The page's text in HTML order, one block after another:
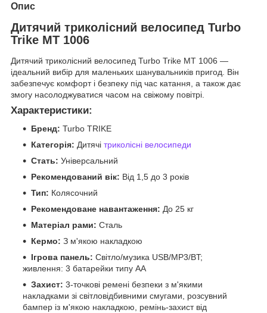
Опис
Дитячий триколісний велосипед Turbo
Trike MT 1006
Дитячий триколісний велосипед Turbo Trike MT 1006 —
ідеальний вибір для маленьких шанувальників пригод. Він
забезпечує комфорт і безпеку під час катання, а також дає
змогу насолоджуватися часом на свіжому повітрі.
Характеристики:
Бренд: Turbo TRIKE
Категорія: Дитячі триколісні велосипеди
Стать: Універсальний
Рекомендований вік: Від 1,5 до 3 років
Тип: Колясочний
Рекомендоване навантаження: До 25 кг
Матеріал рами: Сталь
Кермо: З м'якою накладкою
Ігрова панель: Світло/музика USB/MP3/BT;
живлення: 3 батарейки типу AA
Захист: 3-точкові ремені безпеки з м'якими
накладками зі світловідбивними смугами, розсувний
бампер із м'якою накладкою, ремінь-захист від